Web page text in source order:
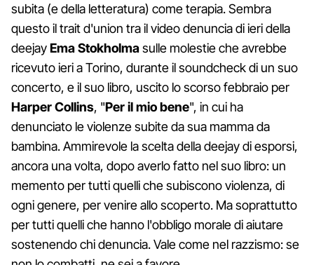
subita (e della letteratura) come terapia. Sembra
questo il trait d'union tra il video denuncia di ieri della
deejayEmaStokholmasulle molestie che avrebbe
ricevuto ieri a Torino, durante il soundcheck di un suo
concerto, e il suo libro, uscito lo scorso febbraio per
Harper Collins, "Per il mio bene", in cui ha
denunciato le violenze subite da sua mamma da
bambina. Ammirevole la scelta della deejay di esporsi,
ancora una volta, dopo averlo fatto nel suo libro: un
memento per tutti quelli che subiscono violenza, di
ogni genere, per venire allo scoperto. Ma soprattutto
per tutti quelli che hanno l'obbligo morale di aiutare
sostenendo chi denuncia. Vale come nel razzismo: se